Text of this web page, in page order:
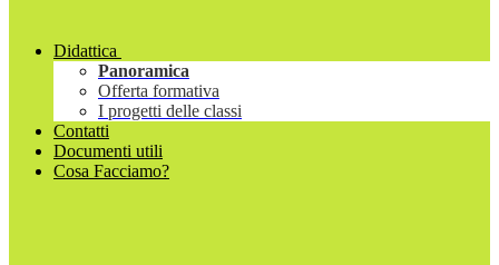
Didattica
Panoramica
Offerta formativa
I progetti delle classi
Contatti
Documenti utili
Cosa Facciamo?